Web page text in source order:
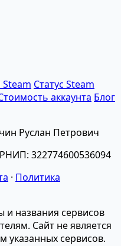
Статус Steam
аккаунта Блог
Руслан Петрович
322774600536094
· Политика
и названия сервисов
Сайт не является
указанных сервисов.